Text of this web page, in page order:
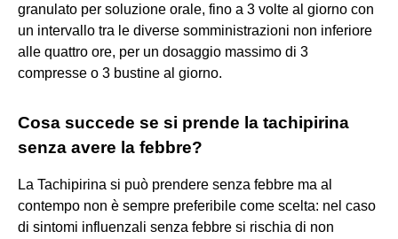
granulato per soluzione orale, fino a 3 volte al giorno con
un intervallo tra le diverse somministrazioni non inferiore
alle quattro ore, per un dosaggio massimo di 3
compresse o 3 bustine al giorno.
Cosa succede se si prende la tachipirina
senza avere la febbre?
La Tachipirina si può prendere senza febbre ma al
contempo non è sempre preferibile come scelta: nel caso
di sintomi influenzali senza febbre si rischia di non